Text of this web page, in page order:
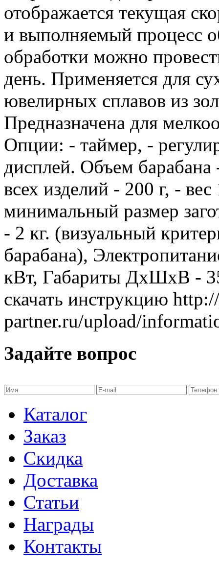
отображается текущая
и выполняемый процесс
обработки можно
день. Применяется для
ювелирных сплавов из
Предназначена для
Опции: - таймер, -
дисплей. Объем барабана
всех изделий - 200 г, -
минимальный размер
- 2 кг. (визуальный
барабана),
кВт, Габариты ДхШхВ -
скачать инструкцию
partner.ru/upload/
Задайте вопрос
Каталог
Заказ
Скидка
Доставка
Статьи
Награды
Контакты